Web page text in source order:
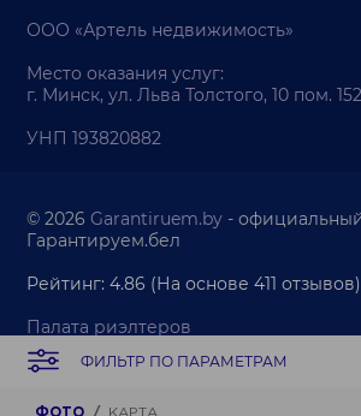
ФИЛЬТР ПО ПАРАМЕТРАМ
ФОТО КАРТА
ООО «Артель недвижимость»
Место оказания услуг:
г. Минск, ул. Льва Толстого, 10 пом.
УНП 193820882
© 2026Garantiruem.by -
Гарантируем.бел
Рейтинг: 4.86 (На основе411
Палата риэлтеров
Политика обработки персональных
Политика обработки cookie-файлов